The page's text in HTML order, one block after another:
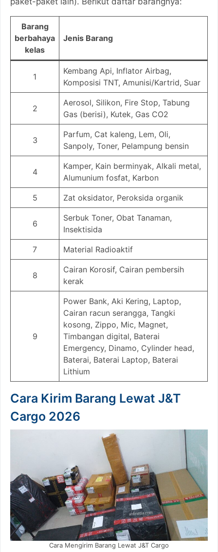
Barang
berbahaya
kelas
Jenis Barang
1
Kembang Api, Inflator Airbag,
Komposisi TNT, Amunisi/Kartrid, Suar
2
Aerosol, Silikon, Fire Stop, Tabung
Gas (berisi), Kutek, Gas CO2
3
Parfum, Cat kaleng, Lem, Oli,
Sanpoly, Toner, Pelampung bensin
4
Kamper, Kain berminyak, Alkali metal,
Alumunium fosfat, Karbon
5 Zat oksidator, Peroksida organik
6
Serbuk Toner, Obat Tanaman,
Insektisida
7 Material Radioaktif
8
Cairan Korosif, Cairan pembersih
kerak
9
Power Bank, Aki Kering, Laptop,
Cairan racun serangga, Tangki
kosong, Zippo, Mic, Magnet,
Timbangan digital, Baterai
Emergency, Dinamo, Cylinder head,
Baterai, Baterai Laptop, Baterai
Lithium
Cara Kirim Barang Lewat J&T
Cargo 2026
Cara Mengirim Barang Lewat J&T Cargo